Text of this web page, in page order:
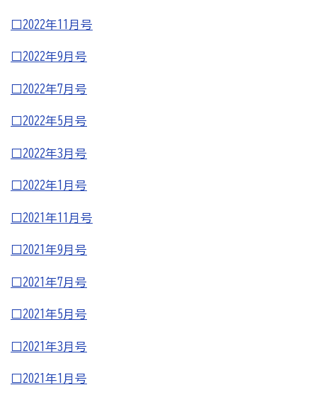
□2022年11月号
□2022年9月号
□2022年7月号
□2022年5月号
□2022年3月号
□2022年1月号
□2021年11月号
□2021年9月号
□2021年7月号
□2021年5月号
□2021年3月号
□2021年1月号
石川県内の商工会の支援事例
行きます・聞きます・提案します そして伴走します～
会報「商工かが．のと」
商工会
目的 事業内容
青年部について
いしかわ商工会のインボイス広報